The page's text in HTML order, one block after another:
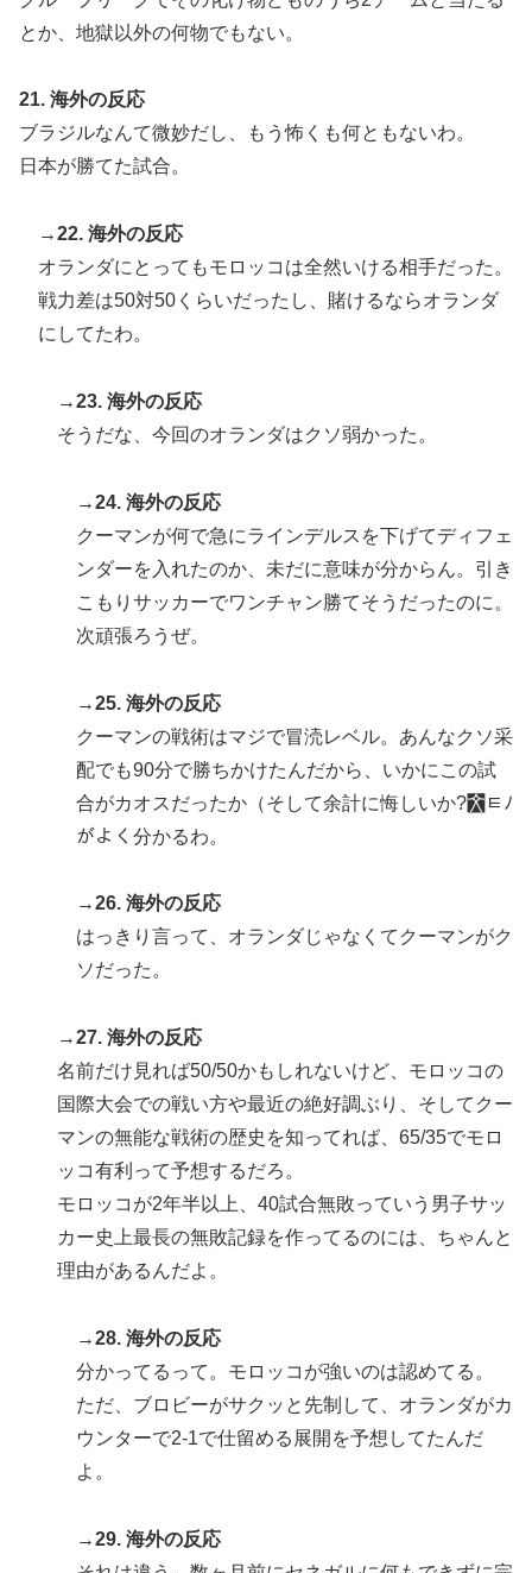
とか、地獄以外の何物でもない。
21. 海外の反応
ブラジルなんて微妙だし、もう怖くも何ともないわ。
日本が勝てた試合。
→22. 海外の反応
オランダにとってもモロッコは全然いける相手だった。
戦力差は50対50くらいだったし、賭けるならオランダ
にしてたわ。
→23. 海外の反応
そうだな、今回のオランダはクソ弱かった。
→24. 海外の反応
クーマンが何で急にラインデルスを下げてディフェ
ンダーを入れたのか、未だに意味が分からん。引き
こもりサッカーでワンチャン勝てそうだったのに。
次頑張ろうぜ。
→25. 海外の反応
クーマンの戦術はマジで冒涜レベル。あんなクソ采
配でも90分で勝ちかけたんだから、いかにこの試
合がカオスだったか（そして余計に悔しいか?￯ﾼﾉ
がよく分かるわ。
→26. 海外の反応
はっきり言って、オランダじゃなくてクーマンがク
ソだった。
→27. 海外の反応
名前だけ見れば50/50かもしれないけど、モロッコの
国際大会での戦い方や最近の絶好調ぶり、そしてクー
マンの無能な戦術の歴史を知ってれば、65/35でモロ
ッコ有利って予想するだろ。
モロッコが2年半以上、40試合無敗っていう男子サッ
カー史上最長の無敗記録を作ってるのには、ちゃんと
理由があるんだよ。
→28. 海外の反応
分かってるって。モロッコが強いのは認めてる。
ただ、ブロビーがサクッと先制して、オランダがカ
ウンターで2-1で仕留める展開を予想してたんだ
よ。
→29. 海外の反応